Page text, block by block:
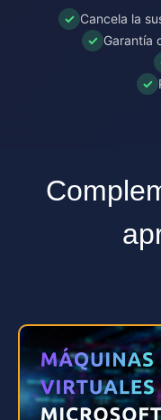
✓ Cancela la
✓ Garantía
✓